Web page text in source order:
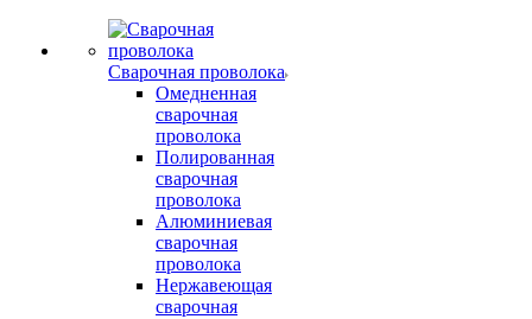
Сварочная проволока
Омедненная
сварочная
проволока
Полированная
сварочная
проволока
Алюминиевая
сварочная
проволока
Нержавеющая
сварочная